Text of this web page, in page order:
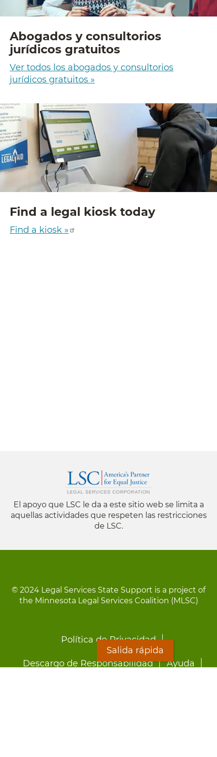
Abogados y consultorios
jurídicos gratuitos
Ver todos los abogados y consultorios
jurídicos gratuitos »
Find a legal kiosk today
Find a kiosk »
El apoyo que LSC le da a este sitio web se limita a
aquellas actividades que respeten las restricciones
de LSC.
© 2024 Legal Services State Support is a project of
the Minnesota Legal Services Coalition (MLSC)
Política de Privacidad
Descargo de Responsabilidad Ayuda
Salida rápida